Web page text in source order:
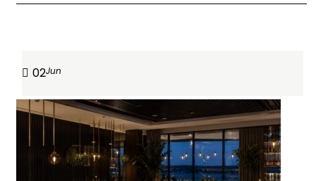
02Jun